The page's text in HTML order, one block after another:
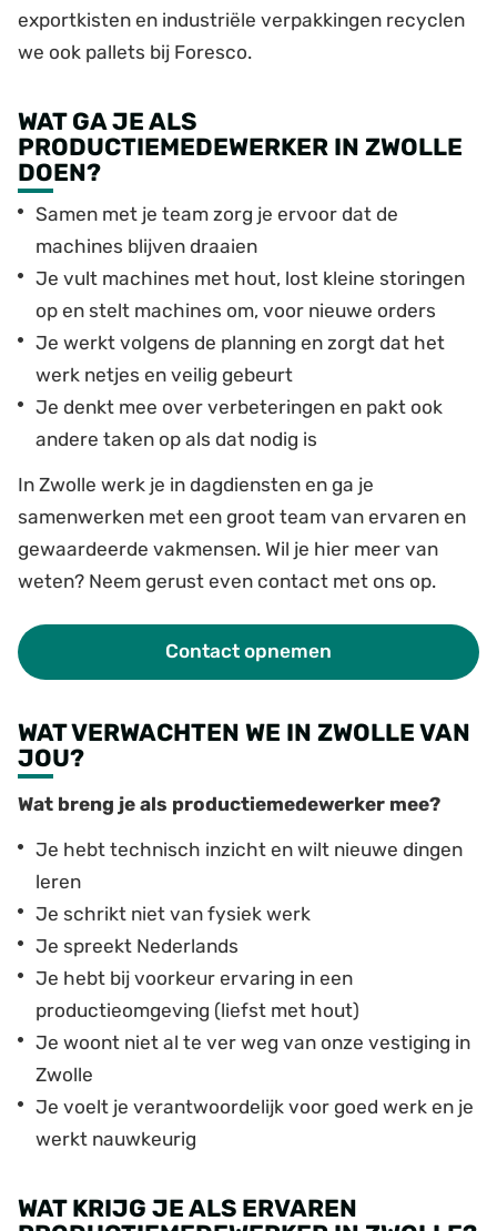
exportkisten en industriële verpakkingen recyclen
we ook pallets bij Foresco.
WAT GA JE ALS
PRODUCTIEMEDEWERKER IN ZWOLLE
DOEN?
Samen met je team zorg je ervoor dat de
machines blijven draaien
Je vult machines met hout, lost kleine storingen
op en stelt machines om, voor nieuwe orders
Je werkt volgens de planning en zorgt dat het
werk netjes en veilig gebeurt
Je denkt mee over verbeteringen en pakt ook
andere taken op als dat nodig is
In Zwolle werk je in dagdiensten en ga je
samenwerken met een groot team van ervaren en
gewaardeerde vakmensen. Wil je hier meer van
weten? Neem gerust even contact met ons op.
Contact opnemen
WAT VERWACHTEN WE IN ZWOLLE VAN
JOU?
Wat breng je als productiemedewerker mee?
Je hebt technisch inzicht en wilt nieuwe dingen
leren
Je schrikt niet van fysiek werk
Je spreekt Nederlands
Je hebt bij voorkeur ervaring in een
productieomgeving (liefst met hout)
Je woont niet al te ver weg van onze vestiging in
Zwolle
Je voelt je verantwoordelijk voor goed werk en je
werkt nauwkeurig
WAT KRIJG JE ALS ERVAREN